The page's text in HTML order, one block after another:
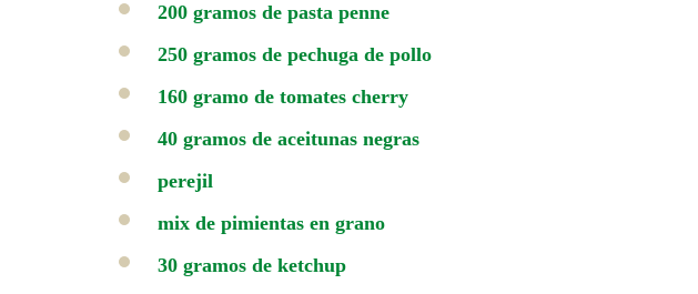
200 gramos de pasta penne
250 gramos de pechuga de pollo
160 gramo de tomates cherry
40 gramos de aceitunas negras
perejil
mix de pimientas en grano
30 gramos de ketchup